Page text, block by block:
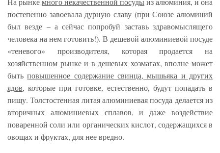
постепенно завоевала дурную славу (при Союзе алюминий
был везде – а сейчас попробуй заставь здравомыслящего
человека на нем готовить!). В дешевой алюминиевой посуде
«теневого» производителя, которая продается на
хозяйственном рынке и в дешевых хозмагах, вполне может
бытьповышенное содержание свинца, мышьяка и других
ядов, которые при готовке, естественно, будут попадать в
пищу. Толстостенная литая алюминиевая посуда делается из
вторичных алюминиевых сплавов, и даже воздействие
поваренной соли или органических кислот, содержащихся в
овощах и фруктах, для нее вредно.